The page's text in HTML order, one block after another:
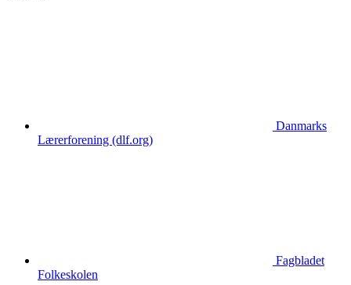
Danmarks
Lærerforening (dlf.org)
Fagbladet
Folkeskolen